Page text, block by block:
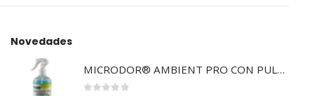
Novedades
MICRODOR® AMBIENT PRO CON PULVERIZADOR (LB08)